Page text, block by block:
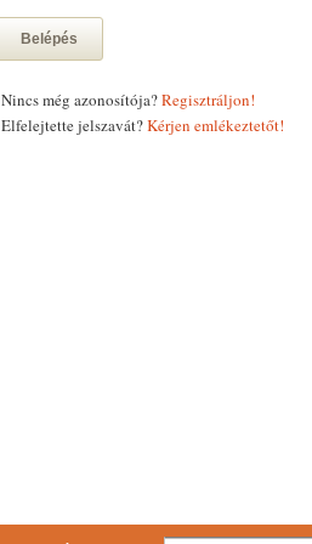
Belépés
Nincs még azonosítója?Regisztráljon!
Elfelejtette jelszavát?Kérjen emlékeztetőt!